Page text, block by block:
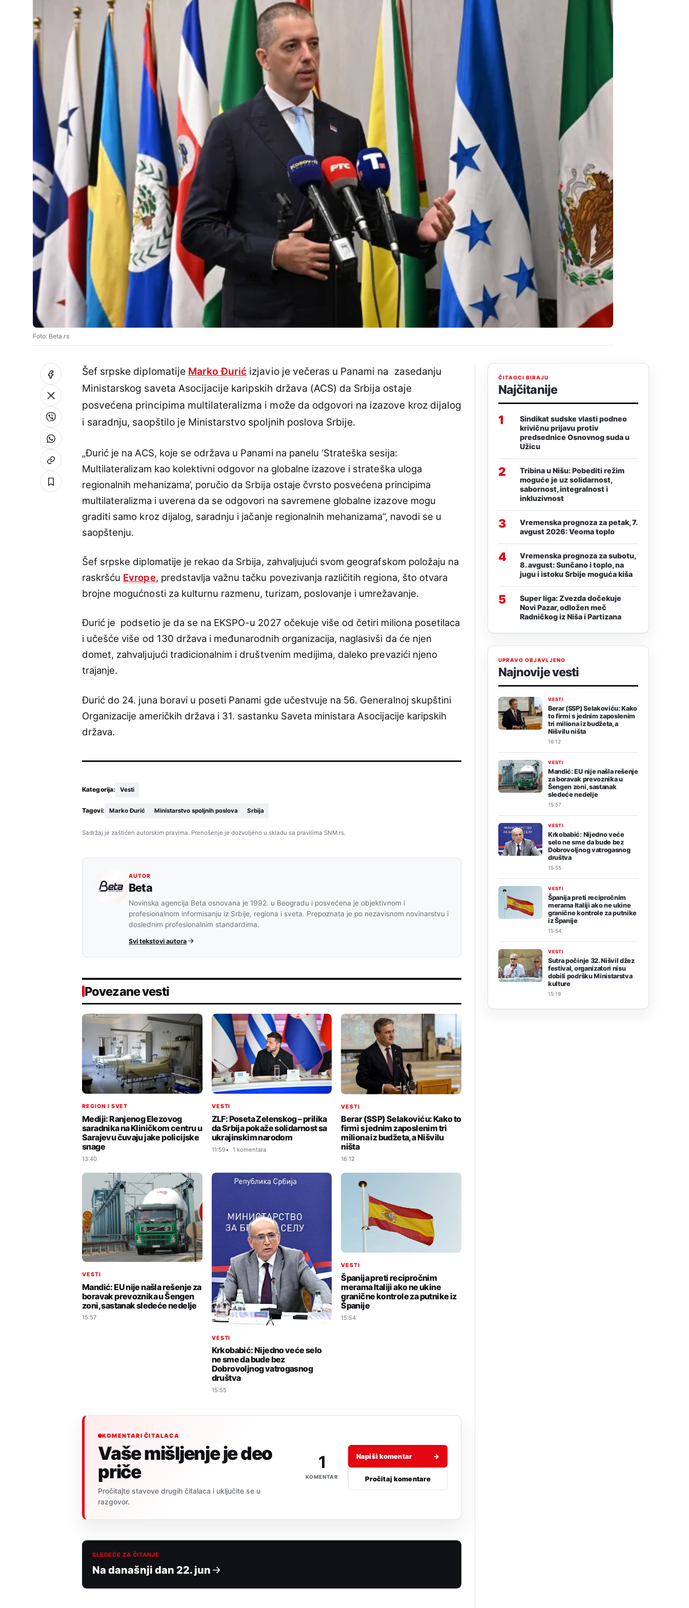
Foto: Beta.rs
Šef srpske diplomatije Marko Đurić izjavio je večeras u Panami na zasedanju
Ministarskog saveta Asocijacije karipskih država (ACS) da Srbija ostaje
posvećena principima multilateralizma i može da odgovori na izazove kroz dijalog
i saradnju, saopštilo je Ministarstvo spoljnih poslova Srbije.
„Đurić je na ACS, koje se održava u Panami na panelu ‘Strateška sesija:
Multilateralizam kao kolektivni odgovor na globalne izazove i strateška uloga
regionalnih mehanizama’, poručio da Srbija ostaje čvrsto posvećena principima
multilateralizma i uverena da se odgovori na savremene globalne izazove mogu
graditi samo kroz dijalog, saradnju i jačanje regionalnih mehanizama“, navodi se u
saopštenju.
Šef srpske diplomatije je rekao da Srbija, zahvaljujući svom geografskom položaju na
raskršću Evrope, predstavlja važnu tačku povezivanja različitih regiona, što otvara
brojne mogućnosti za kulturnu razmenu, turizam, poslovanje i umrežavanje.
Đurić je podsetio je da se na EKSPO-u 2027 očekuje više od četiri miliona posetilaca
i učešće više od 130 država i međunarodnih organizacija, naglasivši da će njen
domet, zahvaljujući tradicionalnim i društvenim medijima, daleko prevazići njeno
trajanje.
Đurić do 24. juna boravi u poseti Panami gde učestvuje na 56. Generalnoj skupštini
Organizacije američkih država i 31. sastanku Saveta ministara Asocijacije karipskih
država.
Kategorija: Vesti
Tagovi: Marko Đurić Ministarstvo spoljnih poslova Srbija
Sadržaj je zaštićen autorskim pravima. Prenošenje je dozvoljeno u skladu sa pravilima SNM.rs.
AUTOR
Beta
Novinska agencija Beta osnovana je 1992. u Beogradu i posvećena je objektivnom i
profesionalnom informisanju iz Srbije, regiona i sveta. Prepoznata je po nezavisnom novinarstvu i
doslednim profesionalnim standardima.
Svi tekstovi autora
Povezane vesti
REGION I SVET
Mediji: Ranjenog Elezovog
saradnika na Kliničkom centru u
Sarajevu čuvaju jake policijske
snage
13:40
VESTI
ZLF: Poseta Zelenskog – prilika
da Srbija pokaže solidarnost sa
ukrajinskim narodom
11:59 1 komentara
VESTI
Berar (SSP) Selakoviću: Kako to
firmi s jednim zaposlenim tri
miliona iz budžeta, a Nišvilu
ništa
16:12
VESTI
Mandić: EU nije našla rešenje za
boravak prevoznika u Šengen
zoni, sastanak sledeće nedelje
15:57
VESTI
Krkobabić: Nijedno veće selo
ne sme da bude bez
Dobrovoljnog vatrogasnog
društva
15:55
VESTI
Španija preti recipročnim
merama Italiji ako ne ukine
granične kontrole za putnike iz
Španije
15:54
KOMENTARI ČITALACA
Vaše mišljenje je deo
priče
Pročitajte stavove drugih čitalaca i uključite se u
razgovor.
1
KOMENTAR
Napiši komentar →
Pročitaj komentare
SLEDEĆE ZA ČITANJE
Na današnji dan 22. jun
ČITAOCI BIRAJU
Najčitanije
1
Sindikat sudske vlasti podneo
krivičnu prijavu protiv
predsednice Osnovnog suda u
Užicu
2
Tribina u Nišu: Pobediti režim
moguće je uz solidarnost,
sabornost, integralnost i
inkluzivnost
3
Vremenska prognoza za petak, 7.
avgust 2026: Veoma toplo
4
Vremenska prognoza za subotu,
8. avgust: Sunčano i toplo, na
jugu i istoku Srbije moguća kiša
5
Super liga: Zvezda dočekuje
Novi Pazar, odložen meč
Radničkog iz Niša i Partizana
UPRAVO OBJAVLJENO
Najnovije vesti
VESTI
Berar (SSP) Selakoviću: Kako
to firmi s jednim zaposlenim
tri miliona iz budžeta, a
Nišvilu ništa
16:12
VESTI
Mandić: EU nije našla rešenje
za boravak prevoznika u
Šengen zoni, sastanak
sledeće nedelje
15:57
VESTI
Krkobabić: Nijedno veće
selo ne sme da bude bez
Dobrovoljnog vatrogasnog
društva
15:55
VESTI
Španija preti recipročnim
merama Italiji ako ne ukine
granične kontrole za putnike
iz Španije
15:54
VESTI
Sutra počinje 32. Nišvil džez
festival, organizatori nisu
dobili podršku Ministarstva
kulture
15:19